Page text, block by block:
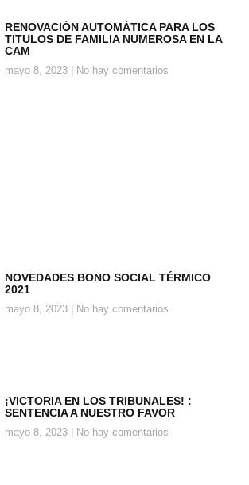
RENOVACIÓN AUTOMÁTICA PARA LOS
TITULOS DE FAMILIA NUMEROSA EN LA
CAM
mayo 8, 2023 No hay comentarios
NOVEDADES BONO SOCIAL TÉRMICO
2021
mayo 8, 2023 No hay comentarios
¡VICTORIA EN LOS TRIBUNALES! :
SENTENCIA A NUESTRO FAVOR
mayo 8, 2023 No hay comentarios